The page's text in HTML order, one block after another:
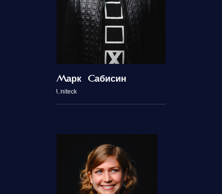
Марк Сабисин
Uniteck